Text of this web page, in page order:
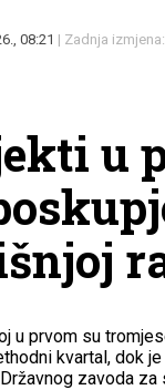
08:21 | Zadnja izmjena:
u
u prvom su
kvartal, dok
zavoda za